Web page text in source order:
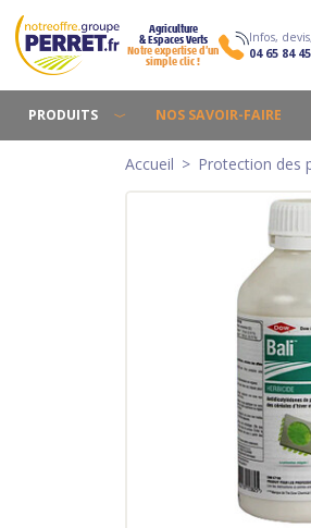
Agriculture
& Espaces Verts
Notre expertise d’un
simple clic !
Infos,
04 65 84
PRODUITS NOS SAVOIR-FAIRE
Accueil Protection des